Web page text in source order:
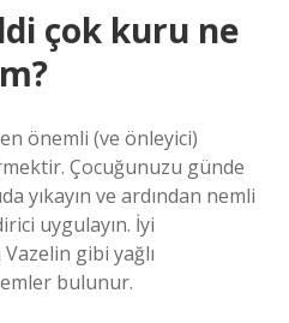
çok kuru ne
önemli (ve önleyici)
Çocuğunuzu günde
yıkayın ve ardından nemli
uygulayın. İyi
gibi yağlı
bulunur.